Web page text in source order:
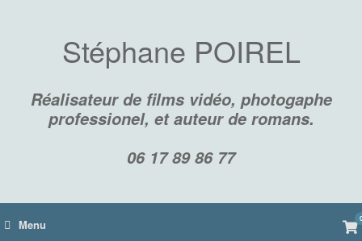
Stéphane POIREL
Réalisateur de films vidéo, photogaphe
professionel, et auteur de romans.
06 17 89 86 77
Menu 0